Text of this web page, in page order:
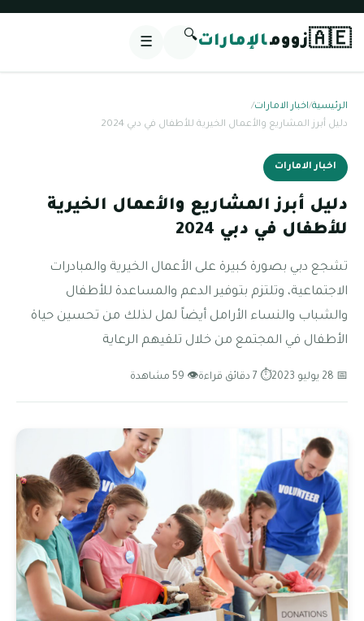
🇦🇪زوومالإمارات🔍
☰
الرئيسية/اخبار الامارات/
دليل أبرز المشاريع والأعمال الخيرية للأطفال في دبي 2024
اخبار الامارات
دليل أبرز المشاريع والأعمال الخيرية
للأطفال في دبي 2024
تشجع دبي بصورة كبيرة على الأعمال الخيرية والمبادرات
الاجتماعية، وتلتزم بتوفير الدعم والمساعدة للأطفال
والشباب والنساء الأرامل أيضاً لمل لذلك من تحسين حياة
الأطفال في المجتمع من خلال تلقيهم الرعاية
📅 28 يوليو 2023 ⏱ 7 دقائق قراءة 👁 59 مشاهدة